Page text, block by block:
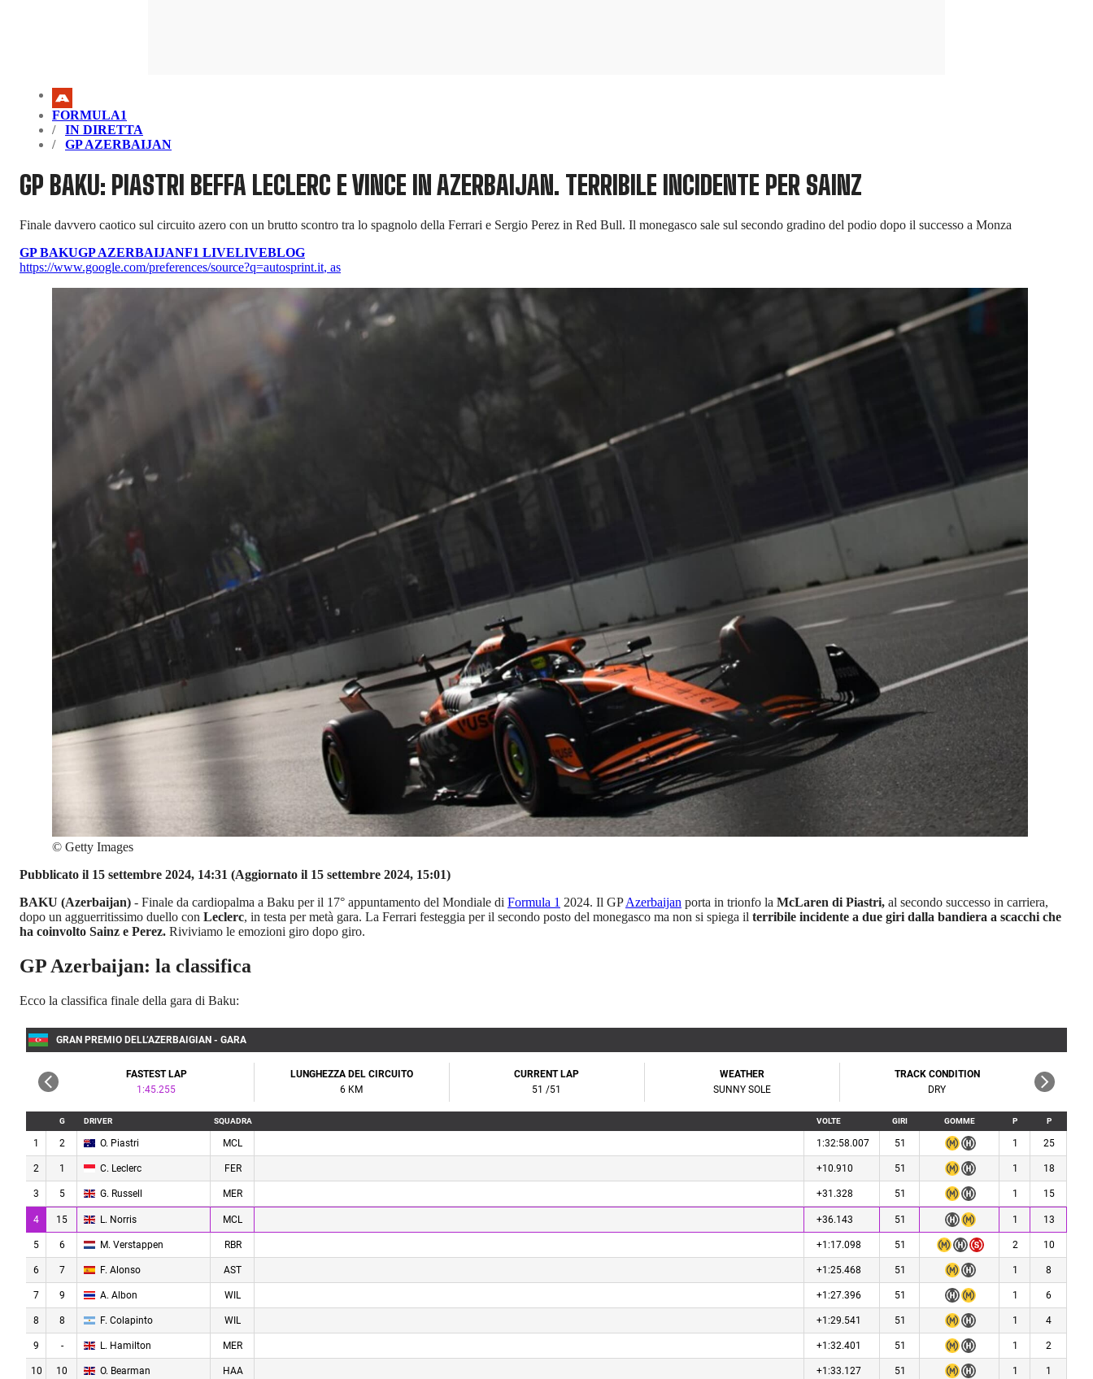
FORMULA1
IN DIRETTA
GP AZERBAIJAN
GP BAKU: PIASTRI BEFFA LECLERC E VINCE IN AZERBAIJAN. TERRIBILE INCIDENTE PER SAINZ
Finale davvero caotico sul circuito azero con un brutto scontro tra lo spagnolo della Ferrari e Sergio Perez in Red Bull. Il monegasco sale sul secondo gradino del podio dopo il successo a Monza
GP BAKUGP AZERBAIJANF1 LIVELIVEBLOG
https://www.google.com/preferences/source?q=autosprint.it, as
© Getty Images
Pubblicato il 15 settembre 2024, 14:31 (Aggiornato il 15 settembre 2024, 15:01)
BAKU (Azerbaijan) - Finale da cardiopalma a Baku per il 17° appuntamento del Mondiale di Formula 1 2024. Il GPAzerbaijan porta in trionfo la McLaren di Piastri, al secondo successo in carriera,
dopo un agguerritissimo duello con Leclerc, in testa per metà gara. La Ferrari festeggia per il secondo posto del monegasco ma non si spiega il terribile incidente a due giri dalla bandiera a scacchi che
ha coinvolto Sainz e Perez. Riviviamo le emozioni giro dopo giro.
GP Azerbaijan: la classifica
Ecco la classifica finale della gara di Baku: